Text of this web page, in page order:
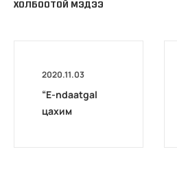
ХОЛБООТОЙ МЭДЭЭ
2020.11.03
“E-ndaatgal
цахим